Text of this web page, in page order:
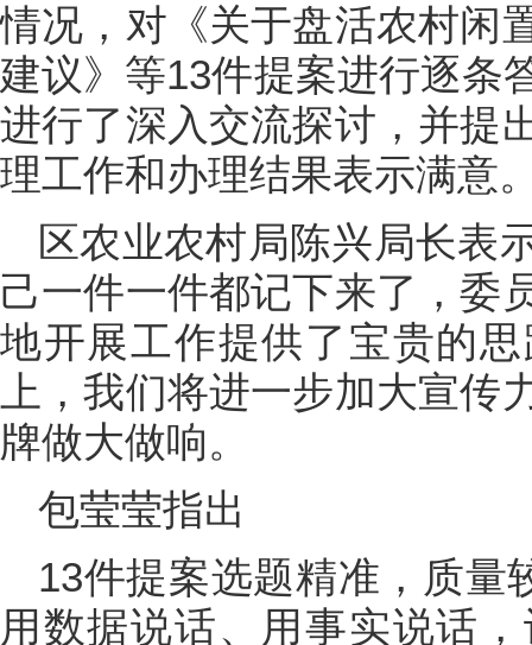
情况，对《关于盘活农村闲
建议》等13件提案进行逐条
进行了深入交流探讨，并提
理工作和办理结果表示满意
区农业农村局陈兴局长表
己一件一件都记下来了，委
地开展工作提供了宝贵的
上，我们将进一步加大宣
牌做大做响。
包莹莹指出
13件提案选题精准，质量
用数据说话、用事实说话